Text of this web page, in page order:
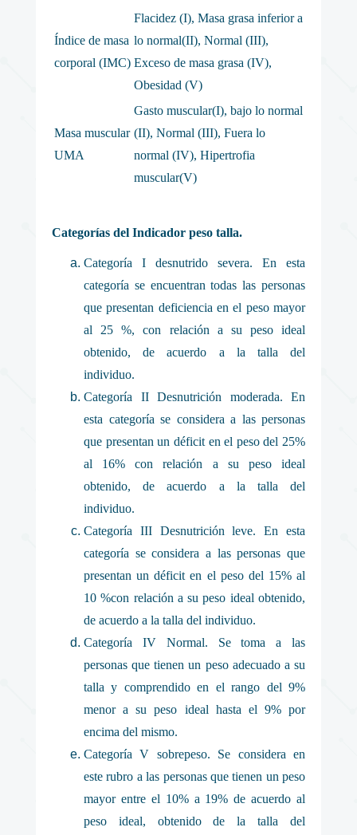
Índice de masa
corporal (IMC)
Flacidez (I), Masa grasa inferior a
lo normal(II), Normal (III),
Exceso de masa grasa (IV),
Obesidad (V)
Masa muscular
UMA
Gasto muscular(I), bajo lo normal
(II), Normal (III), Fuera lo
normal (IV), Hipertrofia
muscular(V)
Categorías del Indicador peso talla.
Categoría I desnutrido severa. En esta
categoría se encuentran todas las personas
que presentan deficiencia en el peso mayor
al 25 %, con relación a su peso ideal
obtenido, de acuerdo a la talla del
individuo.
Categoría II Desnutrición moderada. En
esta categoría se considera a las personas
que presentan un déficit en el peso del 25%
al 16% con relación a su peso ideal
obtenido, de acuerdo a la talla del
individuo.
Categoría III Desnutrición leve. En esta
categoría se considera a las personas que
presentan un déficit en el peso del 15% al
10 %con relación a su peso ideal obtenido,
de acuerdo a la talla del individuo.
Categoría IV Normal. Se toma a las
personas que tienen un peso adecuado a su
talla y comprendido en el rango del 9%
menor a su peso ideal hasta el 9% por
encima del mismo.
Categoría V sobrepeso. Se considera en
este rubro a las personas que tienen un peso
mayor entre el 10% a 19% de acuerdo al
peso ideal, obtenido de la talla del